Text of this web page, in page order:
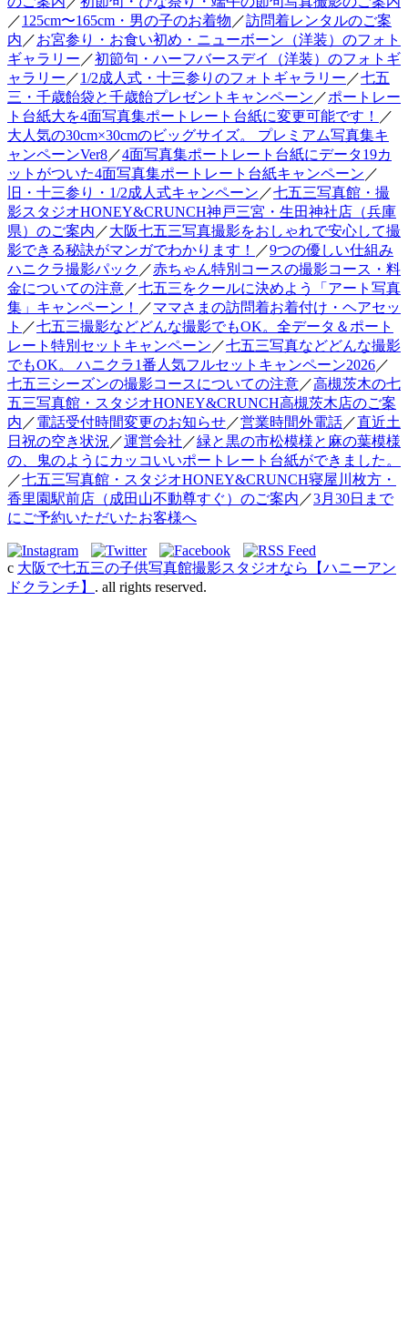
／125cm〜165cm・男の子のお着物 ／訪問着レンタルのご案
内 ／お宮参り・お食い初め・ニューボーン（洋装）のフォト
ギャラリー ／初節句・ハーフバースデイ（洋装）のフォトギ
ャラリー ／1/2成人式・十三参りのフォトギャラリー ／七五
三・千歳飴袋と千歳飴プレゼントキャンペーン ／ポートレー
ト台紙大を4面写真集ポートレート台紙に変更可能です！ ／
大人気の30cm×30cmのビッグサイズ。 プレミアム写真集キ
ャンペーンVer8／4面写真集ポートレート台紙にデータ19カ
ットがついた4面写真集ポートレート台紙キャンペーン ／
旧・十三参り・1/2成人式キャンペーン ／七五三写真館・撮
影スタジオHONEY&CRUNCH神戸三宮・生田神社店（兵庫
県）のご案内 ／大阪七五三写真撮影をおしゃれで安心して撮
影できる秘訣がマンガでわかります！ ／9つの優しい仕組み
ハニクラ撮影パック ／赤ちゃん特別コースの撮影コース・料
金についての注意／七五三をクールに決めよう「アート写真
集」キャンペーン！ ／ママさまの訪問着お着付け・ヘアセッ
ト ／七五三撮影などどんな撮影でもOK。全データ＆ポート
レート特別セットキャンペーン ／七五三写真などどんな撮影
でもOK。 ハニクラ1番人気フルセットキャンペーン2026／
七五三シーズンの撮影コースについての注意／高槻茨木の七
五三写真館・スタジオHONEY&CRUNCH高槻茨木店のご案
内 ／電話受付時間変更のお知らせ／営業時間外電話／直近土
日祝の空き状況 ／運営会社 ／緑と黒の市松模様と麻の葉模様
の、鬼のようにカッコいいポートレート台紙ができました。
／七五三写真館・スタジオHONEY&CRUNCH寝屋川枚方・
香里園駅前店（成田山不動尊すぐ）のご案内 ／3月30日まで
にご予約いただいたお客様へ
c 大阪で七五三の子供写真館撮影スタジオなら【ハニーアン
ドクランチ】 . all rights reserved.